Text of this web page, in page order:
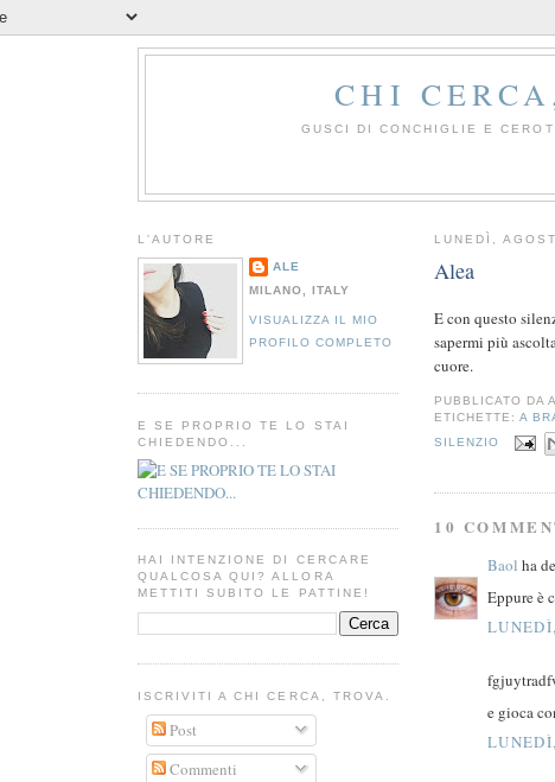
CHI
GUSCI DI CONCHIGLIE E
LUNEDÌ,
Alea
E con questo
sapermi più
cuore.
PUBBLICATO DA
ETICHETTE:A
SILENZIO
10
Baol ha
Eppure è
e gioca
L'AUTORE
ALE
MILANO, ITALY
VISUALIZZA IL MIO
PROFILO COMPLETO
E SE PROPRIO TE LO STAI
CHIEDENDO...
HAI INTENZIONE DI CERCARE
QUALCOSA QUI? ALLORA
METTITI SUBITO LE PATTINE!
ISCRIVITI A CHI CERCA, TROVA.
Post
Commenti